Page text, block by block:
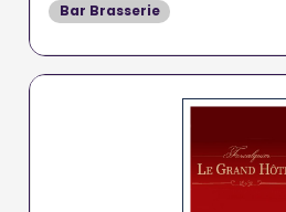
Bar Brasserie